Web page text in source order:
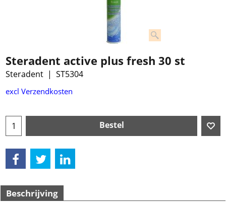
Steradent active plus fresh 30 st
Steradent ST5304
excl Verzendkosten
Bestel
Beschrijving